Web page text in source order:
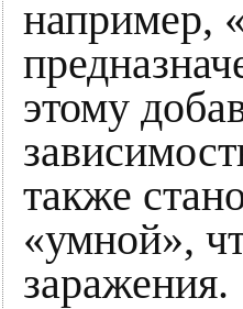
например,
этому
также
«умной»,
заражения.